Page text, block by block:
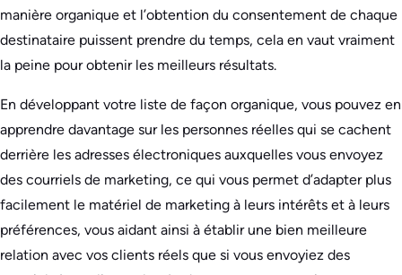
manière organique et l’obtention du consentement de chaque
destinataire puissent prendre du temps, cela en vaut vraiment
la peine pour obtenir les meilleurs résultats.
En développant votre liste de façon organique, vous pouvez en
apprendre davantage sur les personnes réelles qui se cachent
derrière les adresses électroniques auxquelles vous envoyez
des courriels de marketing, ce qui vous permet d’adapter plus
facilement le matériel de marketing à leurs intérêts et à leurs
préférences, vous aidant ainsi à établir une bien meilleure
relation avec vos clients réels que si vous envoyiez des